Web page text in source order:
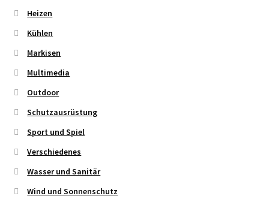
Heizen
Kühlen
Markisen
Multimedia
Outdoor
Schutzausrüstung
Sport und Spiel
Verschiedenes
Wasser und Sanitär
Wind und Sonnenschutz